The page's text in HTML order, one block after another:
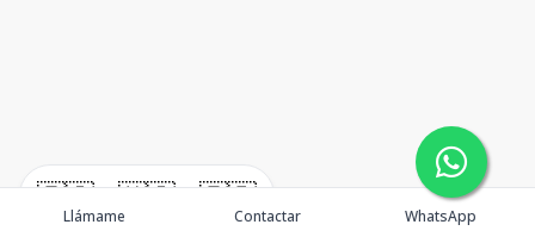
🇪🇸 🇺🇸 🇫🇷
Llámame Contactar WhatsApp